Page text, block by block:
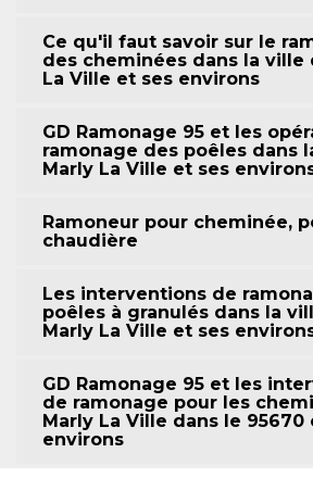
Ce qu'il faut savoir sur le
des cheminées dans la ville
La Ville et ses environs
GD Ramonage 95 et les
ramonage des poêles dans
Marly La Ville et ses
Ramoneur pour cheminée,
chaudière
Les interventions de
poêles à granulés dans la
Marly La Ville et ses
GD Ramonage 95 et les
de ramonage pour les
Marly La Ville dans le 95670
environs